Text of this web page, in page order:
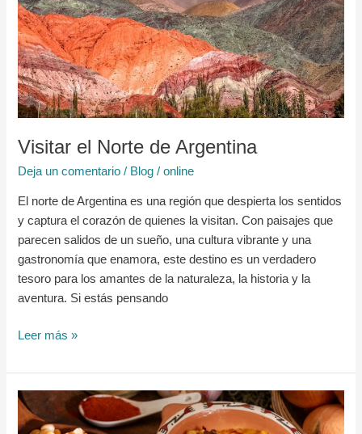
Visitar el Norte de Argentina
Deja un comentario / Blog /online
El norte de Argentina es una región que despierta los sentidos
y captura el corazón de quienes la visitan. Con paisajes que
parecen salidos de un sueño, una cultura vibrante y una
gastronomía que enamora, este destino es un verdadero
tesoro para los amantes de la naturaleza, la historia y la
aventura. Si estás pensando
Norte
de
Argentina
Leer más »
Platos
Típicos